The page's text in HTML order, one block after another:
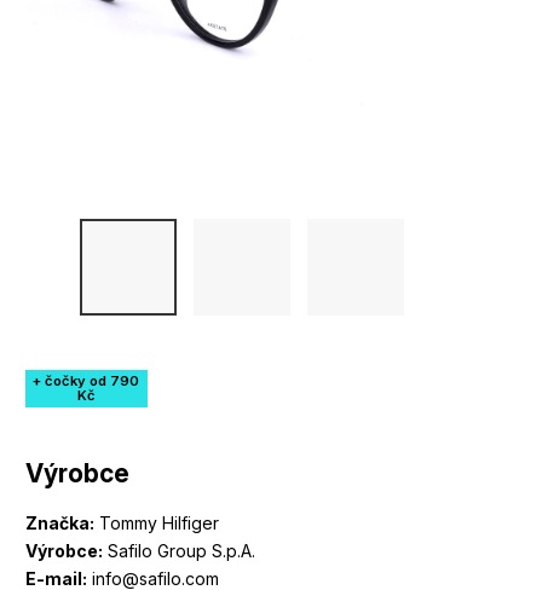
Výrobce
Značka: Tommy Hilfiger
Výrobce: Safilo Group S.p.A.
E-mail: info@safilo.com
+ čočky od 790
Kč